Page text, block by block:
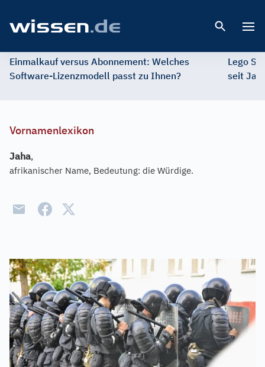
Einmalkauf versus Abonnement: Welches
Software-Lizenzmodell passt zu Ihnen?
Lego
seit
Vornamenlexikon
Jaha,
afrikanischer Name, Bedeutung: die Würdige.